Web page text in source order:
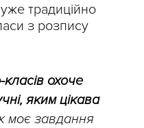
традиційно
з розпису
охоче
яким цікава
моє завдання